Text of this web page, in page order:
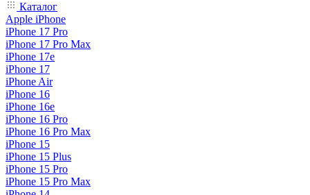
Каталог
Apple iPhone
iPhone 17 Pro
iPhone 17 Pro Max
iPhone 17e
iPhone 17
iPhone Air
iPhone 16
iPhone 16e
iPhone 16 Pro
iPhone 16 Pro Max
iPhone 15
iPhone 15 Plus
iPhone 15 Pro
iPhone 15 Pro Max